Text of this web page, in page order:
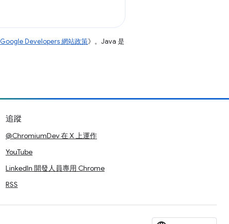
Google Developers 網站政策》。Java 是
追蹤
@ChromiumDev 在 X 上運作
YouTube
LinkedIn 開發人員專用 Chrome
RSS